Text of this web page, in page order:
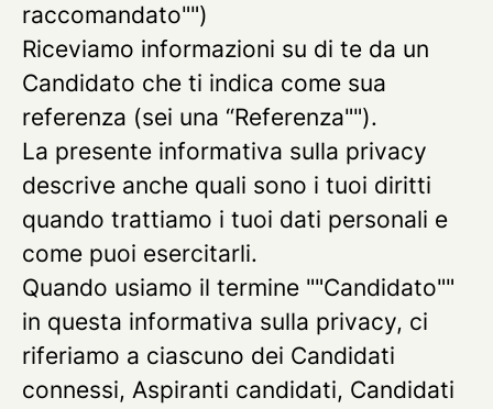
raccomandato"")
Riceviamo informazioni su di te da un
Candidato che ti indica come sua
referenza (sei una “Referenza"").
La presente informativa sulla privacy
descrive anche quali sono i tuoi diritti
quando trattiamo i tuoi dati personali e
come puoi esercitarli.
Quando usiamo il termine ""Candidato""
in questa informativa sulla privacy, ci
riferiamo a ciascuno dei Candidati
connessi, Aspiranti candidati, Candidati